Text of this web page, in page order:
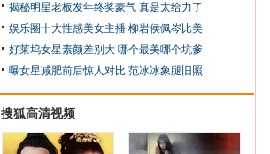
揭秘明星老板发年终奖豪气 真是太给力了
娱乐圈十大性感美女主播 柳岩侯佩岑比美
好莱坞女星素颜差别大 哪个最美哪个坑爹
曝女星减肥前后惊人对比 范冰冰象腿旧照
搜狐高清视频